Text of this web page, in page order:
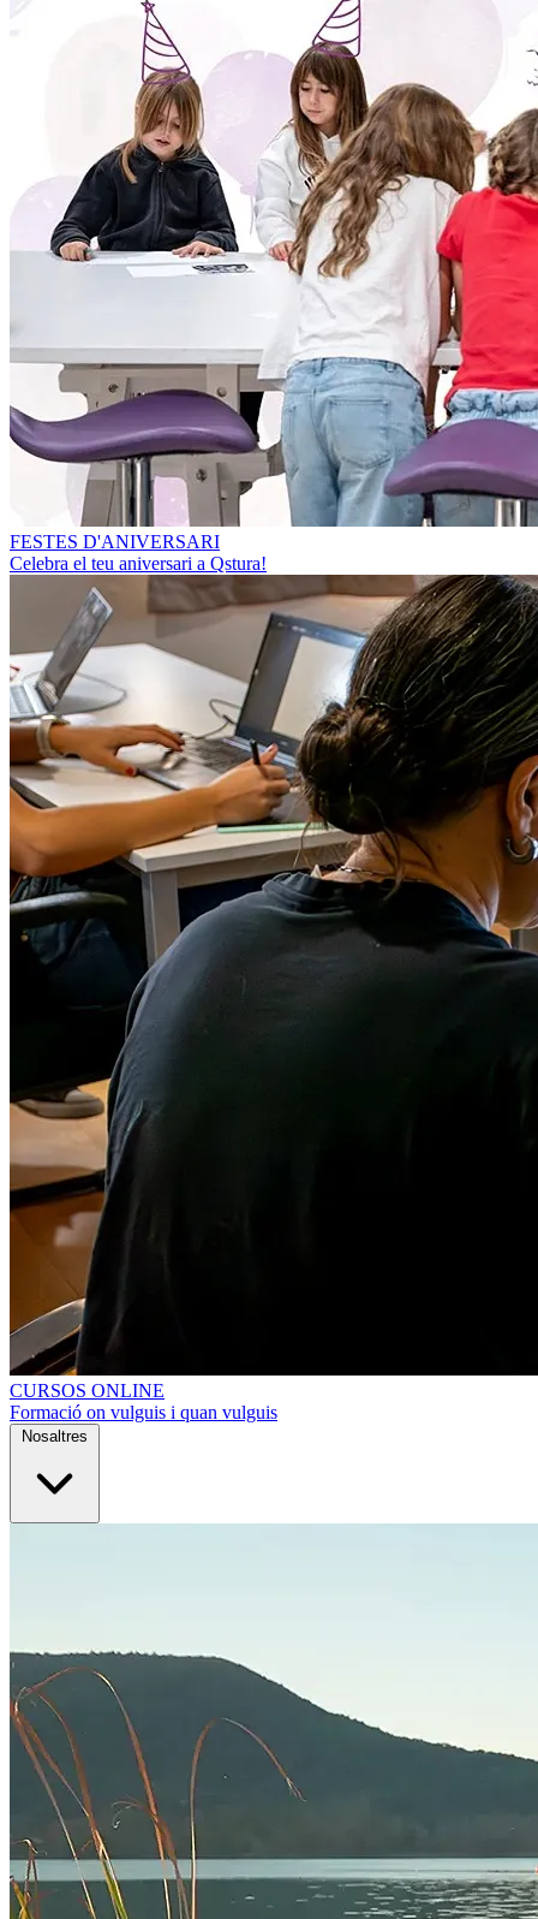
FESTES D'ANIVERSARI
Celebra el teu aniversari a Qstura!
CURSOS ONLINE
Formació on vulguis i quan vulguis
Nosaltres